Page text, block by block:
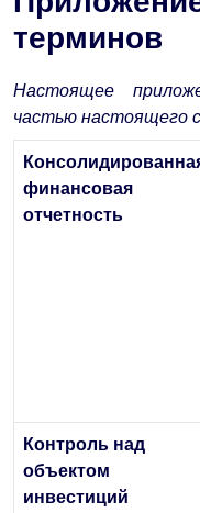
терминов
Настоящее
частью настоящего
финансовая
отчетность
Контроль над
объектом
инвестиций